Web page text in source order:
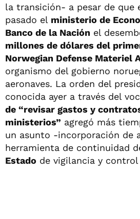
la transición- a pesar de que
pasado el ministerio de
Banco de la Nación el
millones de dólares del
Norwegian Defense Materiel
organismo del gobierno
aeronaves. La orden del
conocida ayer a través del
de “revisar gastos y
ministerios” agregó más
un asunto -incorporación de
herramienta de continuidad
Estado de vigilancia y control